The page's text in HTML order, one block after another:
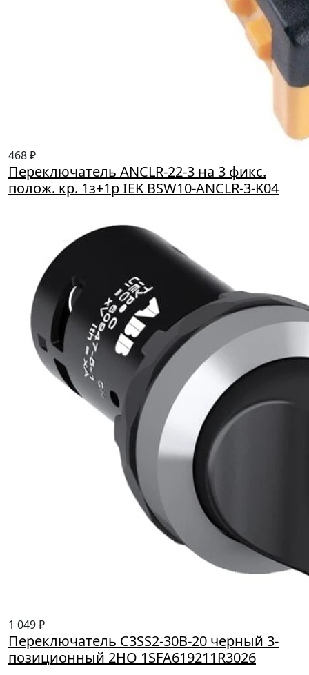
468 ₽
Переключатель ANCLR-22-3 на 3 фикс.
полож. кр. 1з+1р IEK BSW10-ANCLR-3-K04
1 049 ₽
Переключатель C3SS2-30B-20 черный 3-
позиционный 2HO 1SFA619211R3026